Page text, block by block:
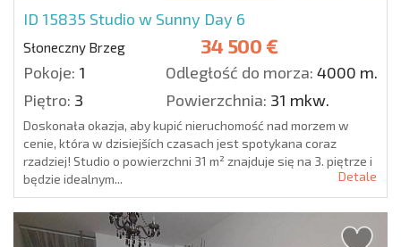
ID 15835 Studio w Sunny Day 6
Słoneczny Brzeg 34 500 €
Pokoje: 1 Odległość do morza: 4000 m.
Piętro: 3 Powierzchnia: 31 mkw.
Doskonała okazja, aby kupić nieruchomość nad morzem w
cenie, która w dzisiejších czasach jest spotykana coraz
rzadziej! Studio o powierzchni 31 m² znajduje się na 3. piętrze i
będzie idealnym...
Detale